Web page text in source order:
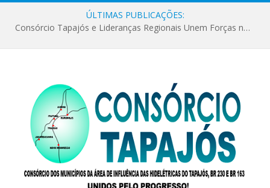
ÚLTIMAS PUBLICAÇÕES:
Consórcio Tapajós e Lideranças Regionais Unem Forças no Movimento Avança Tapajós.